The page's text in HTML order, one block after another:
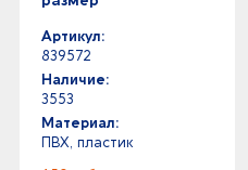
Артикул:
839572
Наличие:
3553
Материал:
ПВХ, пластик